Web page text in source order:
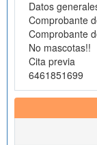
Datos
Comprobante
Comprobante
No mascotas!!
Cita previa
6461851699